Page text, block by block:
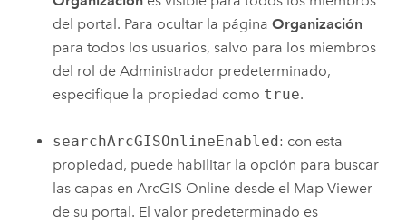
del portal. Para ocultar la páginaOrganización
para todos los usuarios, salvo para los miembros
del rol de Administrador predeterminado,
especifique la propiedad como true.
searchArcGISOnlineEnabled: con esta
propiedad, puede habilitar la opción para buscar
las capas enArcGIS Online desde el Map Viewer
de su portal. El valor predeterminado es